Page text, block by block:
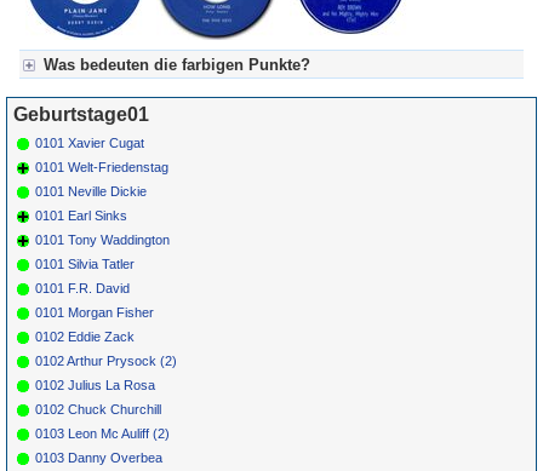
Was bedeuten die farbigen Punkte?
Für Axel's Tageskalender:
Grün = Kurzgeschichte
Grün! = fachlich bestimmt spannend, nicht verpassen!
Grün+ = Stundenbeitrag
Gelb = Kurzgeschichten oder Stundensendungen in Arbeit
Blau = Beschreibungstext (beschreibender Text)
Geburtstage01
0101 Xavier Cugat
0101 Welt-Friedenstag
0101 Neville Dickie
0101 Earl Sinks
0101 Tony Waddington
0101 Silvia Tatler
0101 F.R. David
0101 Morgan Fisher
0102 Eddie Zack
0102 Arthur Prysock (2)
0102 Julius La Rosa
0102 Chuck Churchill
0103 Leon Mc Auliff (2)
0103 Danny Overbea